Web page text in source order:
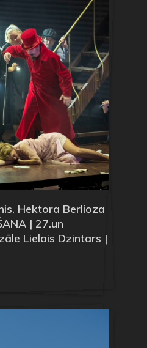
Hektora Berlioza
| 27.un
Lielais Dzintars |